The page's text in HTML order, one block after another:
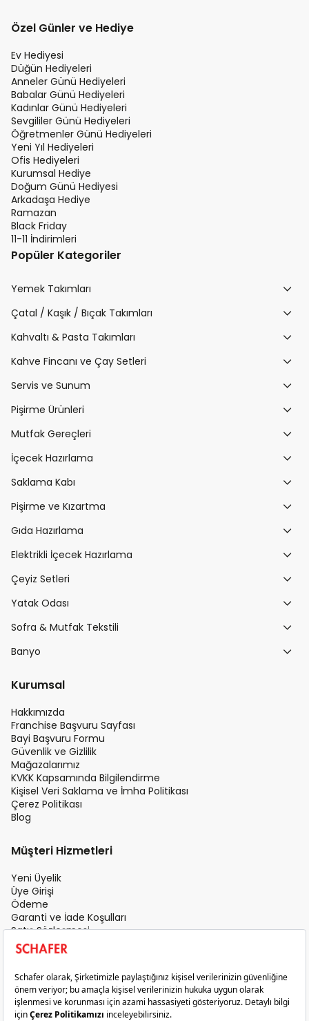
Özel Günler ve Hediye
Ev Hediyesi
Düğün Hediyeleri
Anneler Günü Hediyeleri
Babalar Günü Hediyeleri
Kadınlar Günü Hediyeleri
Sevgililer Günü Hediyeleri
Öğretmenler Günü Hediyeleri
Yeni Yıl Hediyeleri
Ofis Hediyeleri
Kurumsal Hediye
Doğum Günü Hediyesi
Arkadaşa Hediye
Ramazan
Black Friday
11-11 İndirimleri
Popüler Kategoriler
Yemek Takımları
Çatal / Kaşık / Bıçak Takımları
Kahvaltı & Pasta Takımları
Kahve Fincanı ve Çay Setleri
Servis ve Sunum
Pişirme Ürünleri
Mutfak Gereçleri
İçecek Hazırlama
Saklama Kabı
Pişirme ve Kızartma
Gıda Hazırlama
Elektrikli İçecek Hazırlama
Çeyiz Setleri
Yatak Odası
Sofra & Mutfak Tekstili
Banyo
Kurumsal
Hakkımızda
Franchise Başvuru Sayfası
Bayi Başvuru Formu
Güvenlik ve Gizlilik
Mağazalarımız
KVKK Kapsamında Bilgilendirme
Kişisel Veri Saklama ve İmha Politikası
Çerez Politikası
Blog
Müşteri Hizmetleri
Yeni Üyelik
Üye Girişi
Ödeme
Garanti ve İade Koşulları
Satış Sözleşmesi
Üyelik Sözleşmesi
İletişim
Gizlilik ve Güvenlik
Sık Sorulan Sorular
Satış Sonrası Hizmet